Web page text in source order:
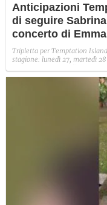
Anticipazioni
di seguire
concerto di Emma
Tripletta per Temptation
stagione: lunedì 27, martedì
(all'anagrafe Lorenzo Ferrari),
telecamere". Intanto
le anticipazioni e le storie del